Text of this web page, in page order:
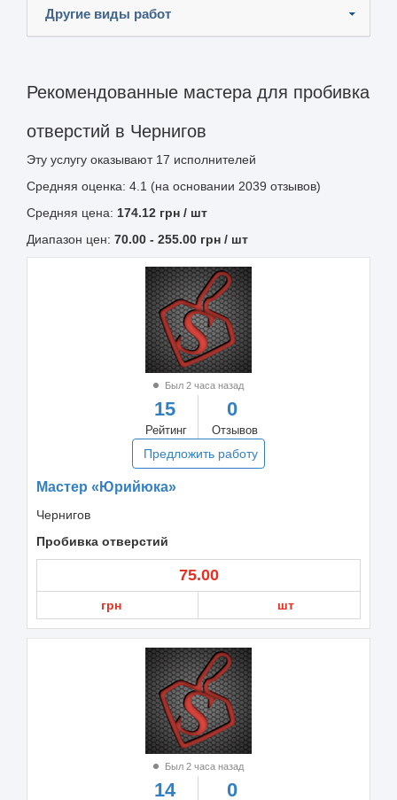
Другие виды работ
Рекомендованные мастера для пробивка
отверстий в Чернигов
Эту услугу оказывают 17 исполнителей
Средняя оценка: 4.1 (на основании 2039 отзывов)
Средняя цена: 174.12 грн / шт
Диапазон цен: 70.00 - 255.00 грн / шт
Был 2 часа назад
15
Рейтинг
0
Отзывов
Предложить работу
Мастер «Юрийюка»
Чернигов
Пробивка отверстий
75.00
грн шт
Был 2 часа назад
14 0